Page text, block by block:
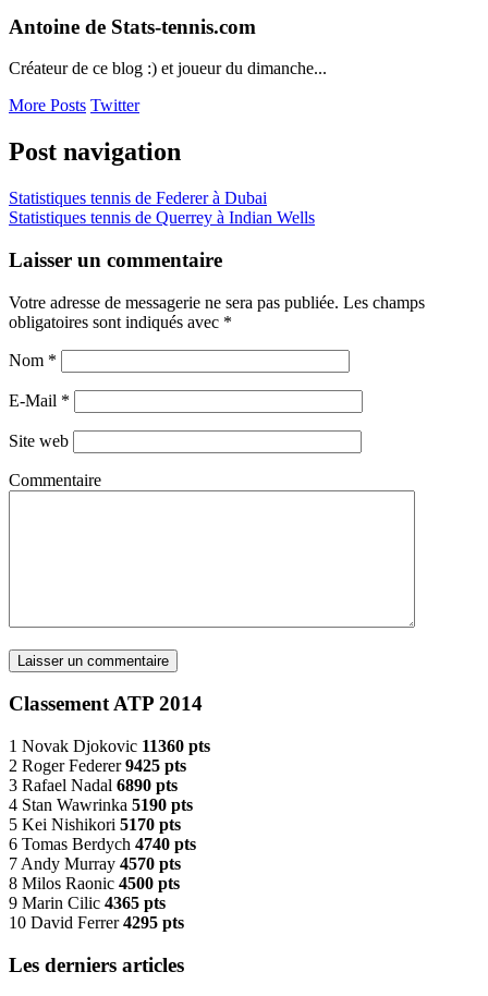
Antoine de Stats-tennis.com
Créateur de ce blog :) et joueur du dimanche...
More Posts Twitter
Post navigation
Statistiques tennis de Federer à Dubai
Statistiques tennis de Querrey à Indian Wells
Laisser un commentaire
Votre adresse de messagerie ne sera pas publiée. Les champs
obligatoires sont indiqués avec *
Nom *
E-Mail *
Site web
Commentaire
Classement ATP 2014
1 Novak Djokovic 11360 pts
2 Roger Federer9425 pts
3 Rafael Nadal 6890 pts
4 Stan Wawrinka 5190 pts
5 Kei Nishikori 5170 pts
6 Tomas Berdych 4740 pts
7 Andy Murray 4570 pts
8 Milos Raonic 4500 pts
9 Marin Cilic 4365 pts
10 David Ferrer4295 pts
Les derniers articles